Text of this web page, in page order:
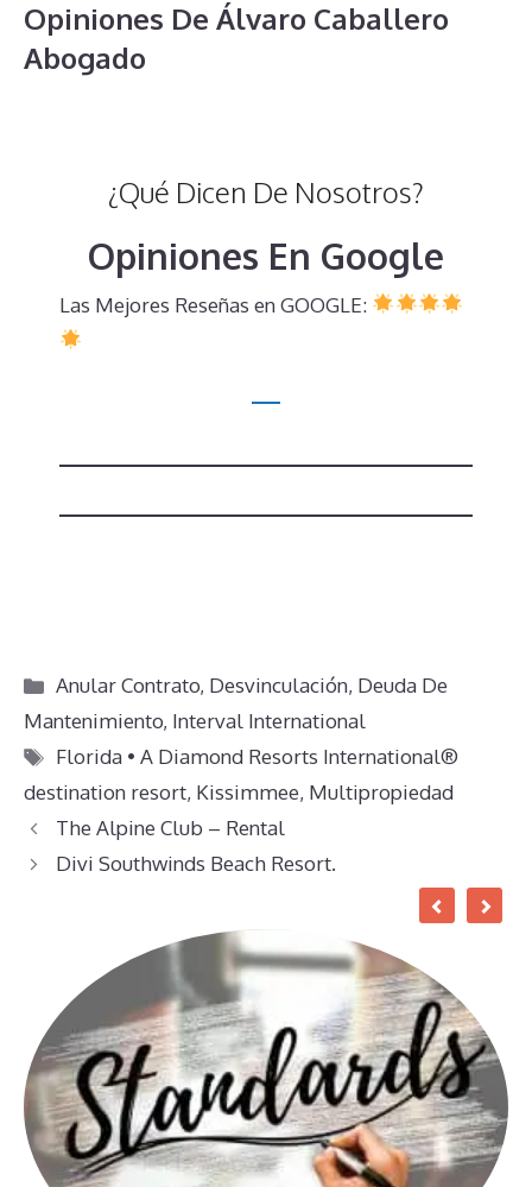
Opiniones De Álvaro Caballero
Abogado
¿Qué Dicen De Nosotros?
Opiniones En Google
Las Mejores Reseñas en GOOGLE:
Categorías
Anular Contrato, Desvinculación, Deuda De
Mantenimiento, Interval International
Etiquetas
Florida • A Diamond Resorts International®
destination resort, Kissimmee, Multipropiedad
The Alpine Club – Rental
Divi Southwinds Beach Resort.